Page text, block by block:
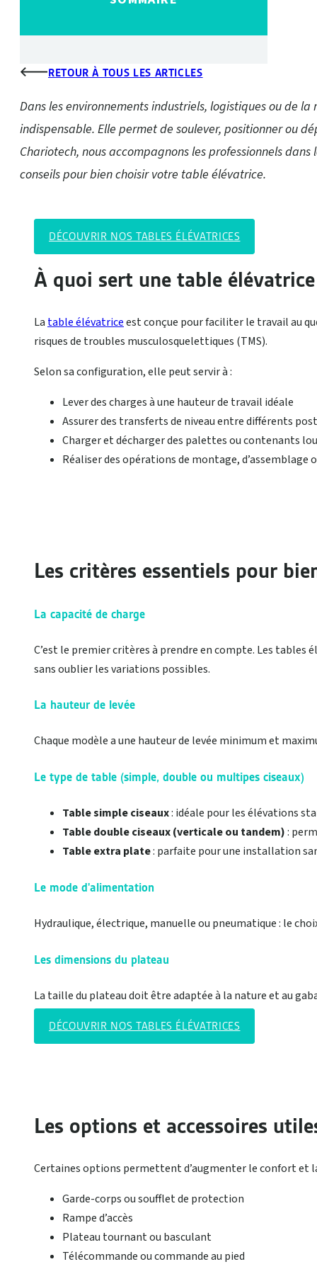
RETOUR À TOUS LES ARTICLES
Dans les environnements industriels, logistiques ou de
indispensable. Elle permet de soulever, positionner ou
Chariotech, nous accompagnons les professionnels
conseils pour bien choisir votre table élévatrice.
DÉCOUVRIR NOS TABLES ÉLÉVATRICES
À quoi sert une table
Latable élévatriceest conçue pour faciliter le travail au
risques de troubles musculosquelettiques (TMS).
Selon sa configuration, elle peut servir à :
Lever des charges à une hauteur de travail idéale
Assurer des transferts de niveau entre différents
Charger et décharger des palettes ou contenants
Réaliser des opérations de montage,
Les critères essentiels pour
La capacité de charge
C’est le premier critères à prendre en compte. Les tables
sans oublier les variations possibles.
La hauteur de levée
Chaque modèle a une hauteur de levée minimum et
Le type de table (simple, double ou multipes ciseaux)
Table simple ciseaux: idéale pour les élévations
Table double ciseaux (verticale ou tandem):
Table extra plate: parfaite pour une installation
Le mode d'alimentation
Hydraulique, électrique, manuelle ou pneumatique : le
Les dimensions du plateau
La taille du plateau doit être adaptée à la nature et au
DÉCOUVRIR NOS TABLES ÉLÉVATRICES
Les options et accessoires
Certaines options permettent d’augmenter le confort et
Garde-corps ou soufflet de protection
Rampe d’accès
Plateau tournant ou basculant
Télécommande ou commande au pied